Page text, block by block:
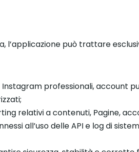
può trattare
professionali, account
relativi a contenuti, Pagine,
all’uso delle API e log di